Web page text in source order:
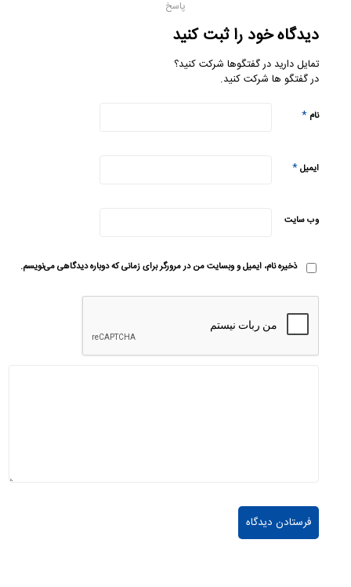
پاسخ
دیدگاه خود را ثبت کنید
تمایل دارید در گفتگوها شرکت کنید؟
در گفتگو ها شرکت کنید.
نام*
ایمیل*
وب‌ سایت
ذخیره نام، ایمیل و وبسایت من در مرورگر برای زمانی که دوباره دیدگاهی می‌نویسم.